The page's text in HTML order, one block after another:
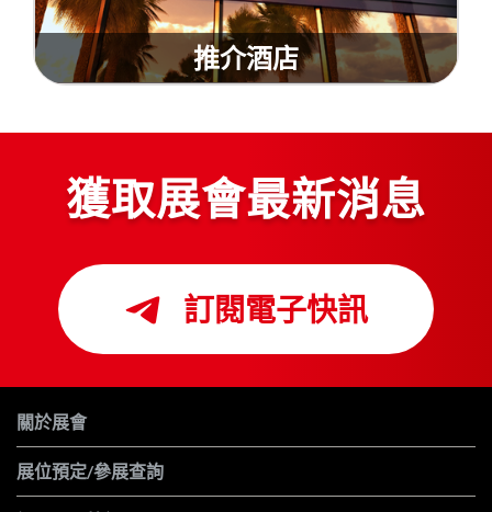
推介酒店
獲取展會最新消息
訂閱電子快訊
關於展會
展位預定/參展查詢